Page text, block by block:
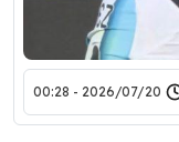
2026/07/20 - 00:28